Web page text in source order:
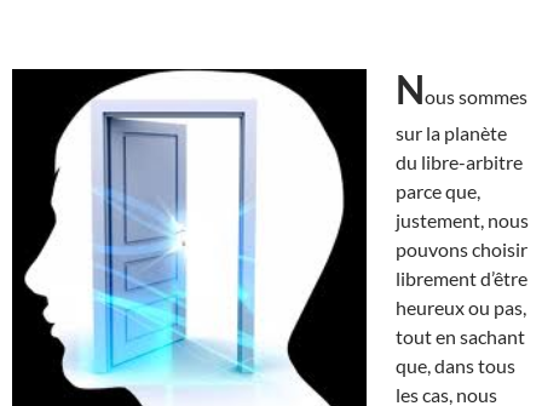
Nous sommes
sur la planète
du libre-arbitre
parce que,
justement, nous
pouvons choisir
librement d’être
heureux ou pas,
tout en sachant
que, dans tous
les cas, nous